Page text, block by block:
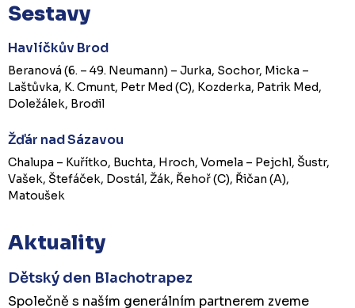
Sestavy
Havlíčkův Brod
Beranová (6. – 49. Neumann) – Jurka, Sochor, Micka –
Laštůvka, K. Cmunt, Petr Med (C), Kozderka, Patrik Med,
Doležálek, Brodil
Žďár nad Sázavou
Chalupa – Kuřítko, Buchta, Hroch, Vomela – Pejchl, Šustr,
Vašek, Štefáček, Dostál, Žák, Řehoř (C), Řičan (A),
Matoušek
Aktuality
Dětský den Blachotrapez
Společně s naším generálním partnerem zveme